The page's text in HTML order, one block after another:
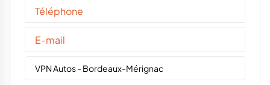
VPN Autos - Bordeaux-Mérignac